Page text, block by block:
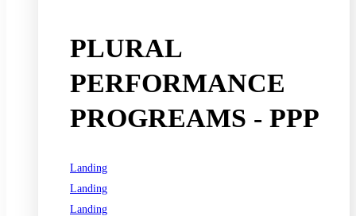
PLURAL
PERFORMANCE
PROGREAMS - PPP
Landing
Landing
Landing